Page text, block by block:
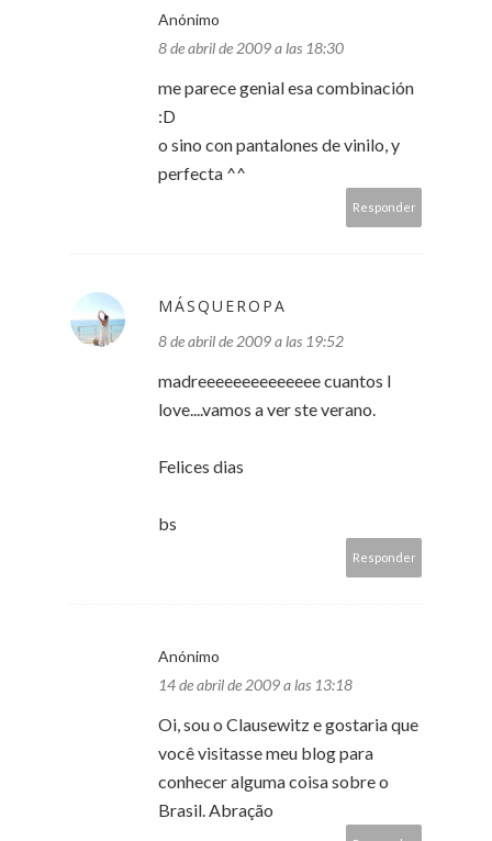
Anónimo
8 de abril de 2009 a las 18:30
me parece genial esa combinación
:D
o sino con pantalones de vinilo, y
perfecta ^^
Responder
MÁSQUEROPA
8 de abril de 2009 a las 19:52
madreeeeeeeeeeeeee cuantos I
love....vamos a ver ste verano.
Felices dias
bs
Responder
Anónimo
14 de abril de 2009 a las 13:18
Oi, sou o Clausewitz e gostaria que
você visitasse meu blog para
conhecer alguma coisa sobre o
Brasil. Abração